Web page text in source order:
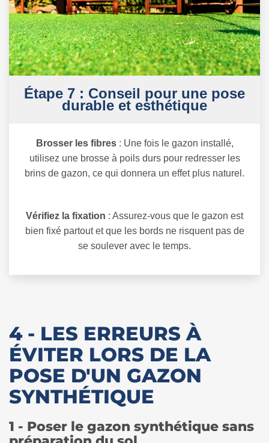
Étape 7 : Conseil pour une pose
durable et esthétique
Brosser les fibres: Une fois le gazon installé,
utilisez une brosse à poils durs pour redresser les
brins de gazon, ce qui donnera un effet plus naturel.
Vérifiez la fixation : Assurez-vous que le gazon est
bien fixé partout et que les bords ne risquent pas de
se soulever avec le temps.
4 - LES ERREURS À
ÉVITER LORS DE LA
POSE D'UN GAZON
SYNTHÉTIQUE
1 - Poser le gazon synthétique sans